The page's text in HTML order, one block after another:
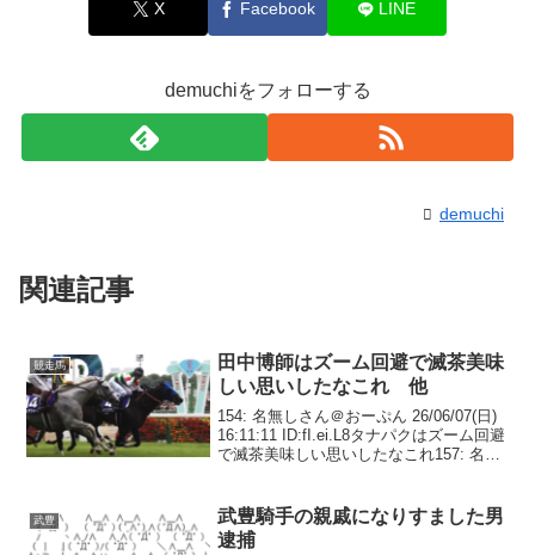
X Facebook LINE
demuchiをフォローする
demuchi
関連記事
競走馬
田中博師はズーム回避で滅茶美味
しい思いしたなこれ 他
154: 名無しさん＠おーぷん 26/06/07(日)
16:11:11 ID:fI.ei.L8タナパクはズーム回避
で滅茶美味しい思いしたなこれ157: 名無
武豊
武豊騎手の親戚になりすました男
逮捕